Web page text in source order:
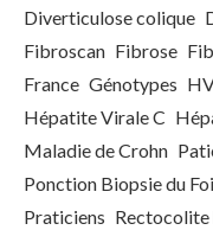
Diverticulose colique
Fibroscan Fibrose
France Génotypes
Hépatite Virale C
Maladie de Crohn
Ponction Biopsie du
Praticiens